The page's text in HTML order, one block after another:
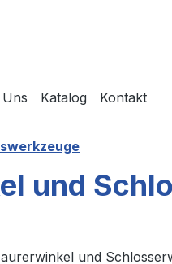
Katalog Kontakt
und